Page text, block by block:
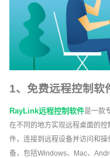
1、免费远程控制
RayLink远程控制软件是一款
在不同的地方实现远程桌面的
件，连接到远程设备并访问和
备，包括Windows、Mac、